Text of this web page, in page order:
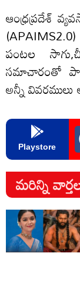
ఆంధ్రప్రదేశ్
పంటల
సమాచారంతో
అన్నీ
Playstore
మరిన్ని